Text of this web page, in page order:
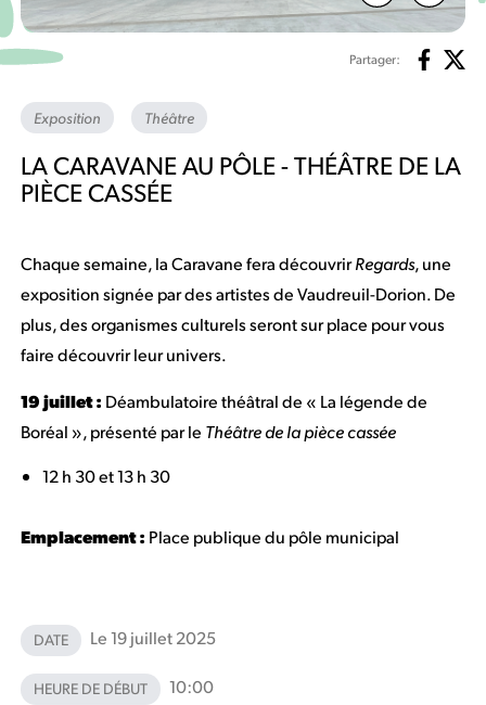
Exposition Théâtre
LA CARAVANE AU PÔLE - THÉÂTRE DE LA
PIÈCE CASSÉE
Chaque semaine, la Caravane fera découvrirRegards, une
exposition signée par des artistes de Vaudreuil-Dorion. De
plus, des organismes culturels seront sur place pour vous
faire découvrir leur univers.
19 juillet : Déambulatoire théâtral de « La légende de
Boréal », présenté par le Théâtre de la pièce cassée
12 h 30 et 13 h 30
Emplacement : Place publique du pôle municipal
DATE Le 19 juillet 2025
HEURE DE DÉBUT 10:00
Partager: